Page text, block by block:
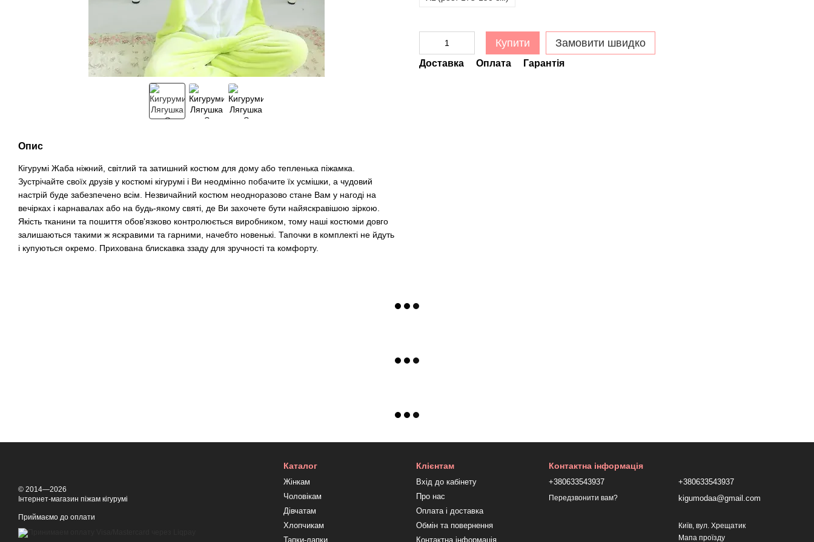
Опис
Кігурумі Жаба ніжний, світлий та затишний костюм для дому або тепленька піжамка.
Зустрічайте своїх друзів у костюмі кігурумі і Ви неодмінно побачите їх усмішки, а чудовий
настрій буде забезпечено всім. Незвичайний костюм неодноразово стане Вам у нагоді на
вечірках і карнавалах або на будь-якому святі, де Ви захочете бути найяскравішою зіркою.
Якість тканини та пошиття обов'язково контролюється виробником, тому наші костюми довго
залишаються такими ж яскравими та гарними, начебто новенькі. Тапочки в комплекті не йдуть
і купуються окремо. Прихована блискавка ззаду для зручності та комфорту.
Купити Замовити швидко
Доставка Оплата Гарантія
© 2014—2026
Інтернет-магазин піжам кігурумі
Приймаємо до оплати
Каталог
Жінкам
Чоловікам
Дівчатам
Хлопчикам
Тапки-лапки
Клієнтам
Вхід до кабінету
Про нас
Оплата і доставка
Обмін та повернення
Контактна інформація
Контактна інформація
+380633543937
Передзвонити вам?
+380633543937
kigumodaa@gmail.com
Київ, вул. Хрещатик
Мапа проїзду